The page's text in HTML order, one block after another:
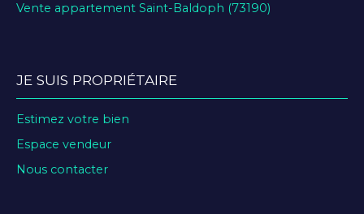
Vente appartement Saint-Baldoph (73190)
JE SUIS PROPRIÉTAIRE
Estimez votre bien
Espace vendeur
Nous contacter